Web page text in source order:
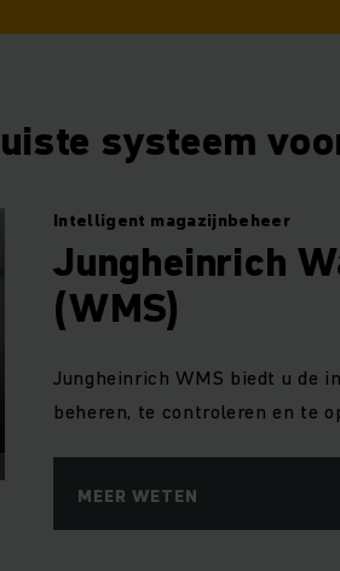
systeem
Intelligent magazijnbeheer
Jungheinrich
(WMS)
Jungheinrich WMS biedt u de
beheren, te controleren en te
MEER WETEN